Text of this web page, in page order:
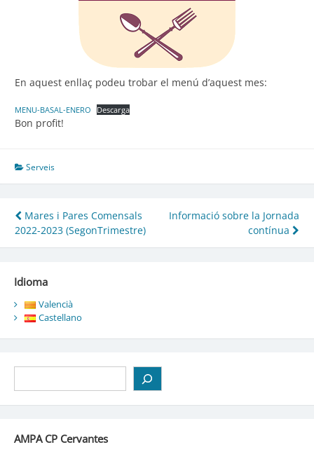
En aquest enllaç podeu trobar el menú d’aquest mes:
MENU-BASAL-ENERO Descarga
Bon profit!
Serveis
Navegació
d'entrades
Mares i Pares Comensals
2022-2023 (SegonTrimestre)
Informació sobre la Jornada
contínua
Idioma
Valencià
Castellano
AMPA CP Cervantes